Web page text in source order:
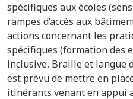
spécifiques aux écoles
rampes d’accès aux
actions concernant les
spécifiques (formation des
inclusive, Braille et langue
est prévu de mettre en
itinérants venant en appui